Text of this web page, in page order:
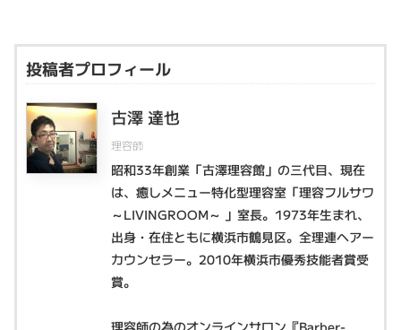
投稿者プロフィール
古澤 達也
理容師
昭和33年創業「古澤理容館」の三代目、現在
は、癒しメニュー特化型理容室「理容フルサワ
～LIVINGROOM～ 」室長。1973年生まれ、
出身・在住ともに横浜市鶴見区。全理連ヘアー
カウンセラー。2010年横浜市優秀技能者賞受
賞。